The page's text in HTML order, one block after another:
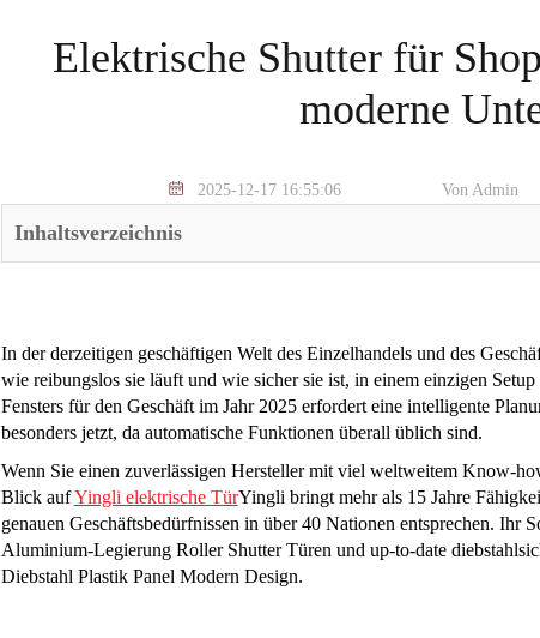
Elektrische Shutter für
moderne
2025-12-17 16:55:06 Von Admin
Inhaltsverzeichnis
In der derzeitigen geschäftigen Welt des Einzelhandels und des
wie reibungslos sie läuft und wie sicher sie ist, in einem einzigen
Fensters für den Geschäft im Jahr 2025 erfordert eine intelligente
besonders jetzt, da automatische Funktionen überall üblich sind.
Wenn Sie einen zuverlässigen Hersteller mit viel weltweitem Know-
Blick aufYingli elektrische TürYingli bringt mehr als 15 Jahre
genauen Geschäftsbedürfnissen in über 40 Nationen entsprechen.
Aluminium-Legierung Roller Shutter Türen und up-to-date
Diebstahl Plastik Panel Modern Design.